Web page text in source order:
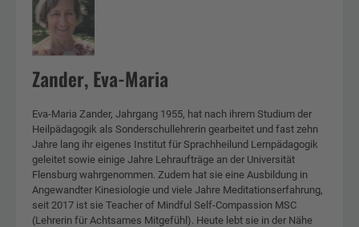
Zander, Eva-Maria
Eva-Maria Zander, Jahrgang 1955, hat nach ihrem Studium der
Heilpädagogik als Sonderschullehrerin gearbeitet und fast zehn
Jahre lang ihr eigenes Institut für Sprachheilund Lernpädagogik
geleitet sowie einige Jahre Lehraufträge an der Universität
Flensburg wahrgenommen. Zudem hat sie eine Ausbildung in
Angewandter Kinesiologie und viele Jahre Meditationserfahrung,
seit 2017 ist sie Teacher of Mindful Self-Compassion MSC
(Lehrerin für Achtsames Mitgefühl). Heute lebt sie in der Nähe